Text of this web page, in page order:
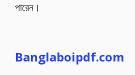
পারেন।
Banglaboipdf.com